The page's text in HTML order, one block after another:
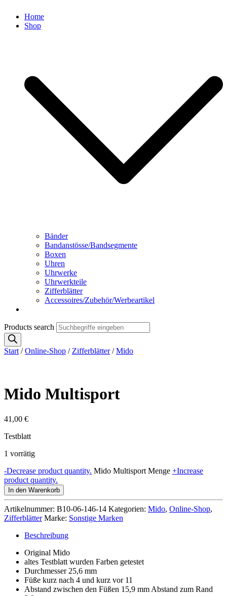
Home
Shop
Bänder
Bandanstösse/Bandsegmente
Boxen
Uhren
Uhrwerke
Uhrwerkteile
Zifferblätter
Accessoires/Zubehör/Werbeartikel
Products search
Start /Online-Shop / Zifferblätter/Mido
Mido Multisport
41,00 €
Testblatt
1 vorrätig
-Decrease product quantity. Mido Multisport Menge +Increase
product quantity.
In den Warenkorb
Artikelnummer: B10-06-146-14 Kategorien: Mido, Online-Shop,
Zifferblätter Marke: Sonstige Marken
Beschreibung
Original Mido
altes Testblatt wurden Farben getestet
Durchmesser 25,6 mm
Füße kurz nach 4 und kurz vor 11
Abstand zwischen den Füßen 15,9 mm Abstand zum Rand